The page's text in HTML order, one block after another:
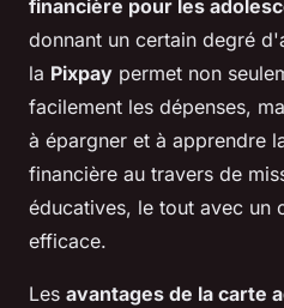
financière pour les
donnant un certain degré
la Pixpay permet non
facilement les dépenses,
à épargner et à apprendre
financière au travers de
éducatives, le tout avec un
efficace.
Les avantages de la carte